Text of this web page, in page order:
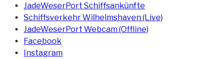
JadeWeserPort Schiffsankünfte
Schiffsverkehr Wilhelmshaven (Live)
JadeWeserPort Webcam (Offline)
Facebook
Instagram